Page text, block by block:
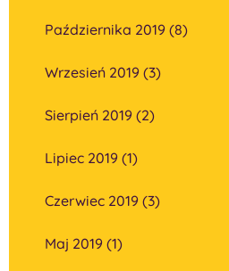
Października 2019 (8)
Wrzesień 2019 (3)
Sierpień 2019 (2)
Lipiec 2019 (1)
Czerwiec 2019 (3)
Maj 2019 (1)